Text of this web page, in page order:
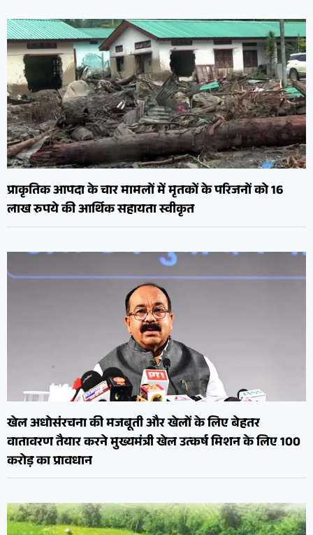
प्राकृतिक आपदा के चार मामलों में मृतकों के परिजनों को 16
लाख रुपये की आर्थिक सहायता स्वीकृत
खेल अधोसंरचना की मजबूती और खेलों के लिए बेहतर
वातावरण तैयार करने मुख्यमंत्री खेल उत्कर्ष मिशन के लिए 100
करोड़ का प्रावधान